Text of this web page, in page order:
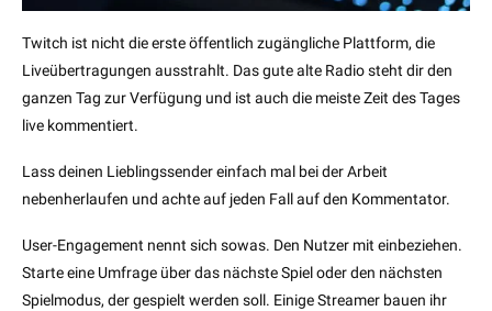
Twitch ist nicht die erste öffentlich zugängliche Plattform, die
Liveübertragungen ausstrahlt. Das gute alte Radio steht dir den
ganzen Tag zur Verfügung und ist auch die meiste Zeit des Tages
live kommentiert.
Lass deinen Lieblingssender einfach mal bei der Arbeit
nebenherlaufen und achte auf jeden Fall auf den Kommentator.
User-Engagement nennt sich sowas. Den Nutzer mit einbeziehen.
Starte eine Umfrage über das nächste Spiel oder den nächsten
Spielmodus, der gespielt werden soll. Einige Streamer bauen ihr